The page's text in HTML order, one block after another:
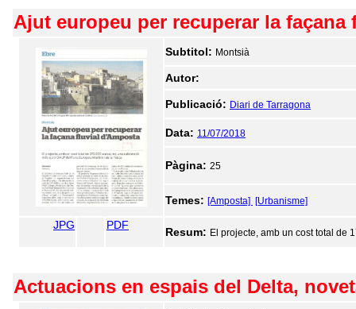
Ajut europeu per recuperar la
Subtitol: Montsià
Autor:
Publicació: Diari de Tarragona
Data: 11/07/2018
Pàgina: 25
Temes: [Amposta] [Urbanisme]
JPG PDF
Resum: El projecte, amb un cost total de
Actuacions en espais del Delta,